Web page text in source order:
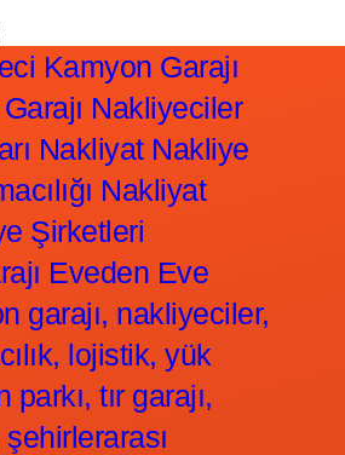
Kamyon Garajı
Nakliyeciler
Nakliyat Nakliye
Nakliyat
Şirketleri
Eveden Eve
garajı, nakliyeciler,
lojistik, yük
tır garajı,